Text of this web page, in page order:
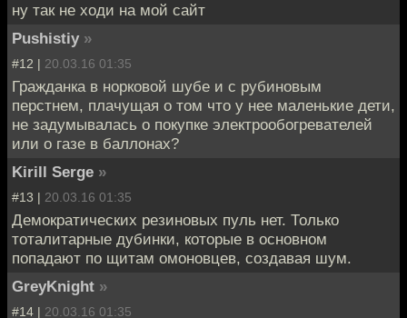
ну так не ходи на мой сайт
Pushistiy »
#12 | 20.03.16 01:35
Гражданка в норковой шубе и с рубиновым
перстнем, плачущая о том что у нее маленькие дети,
не задумывалась о покупке электрообогревателей
или о газе в баллонах?
Kirill Serge »
#13 | 20.03.16 01:35
Демократических резиновых пуль нет. Только
тоталитарные дубинки, которые в основном
попадают по щитам омоновцев, создавая шум.
GreyKnight »
#14 | 20.03.16 01:35